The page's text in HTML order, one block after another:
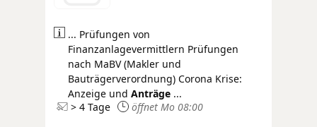
... Prüfungen von
Finanzanlagevermittlern Prüfungen
nach MaBV (Makler und
Bauträgerverordnung) Corona Krise:
Anzeige und Anträge ...
> 4 Tage
öffnet Mo 08:00